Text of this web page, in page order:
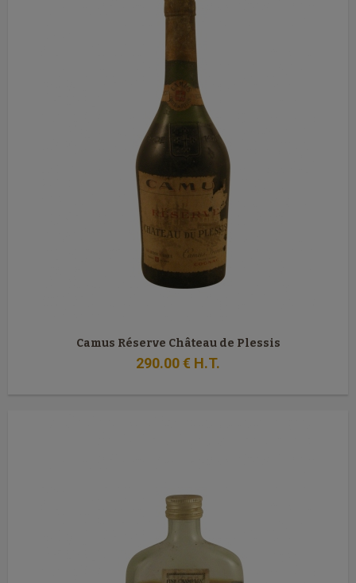
Camus Réserve Château de Plessis
290.00€ H.T.